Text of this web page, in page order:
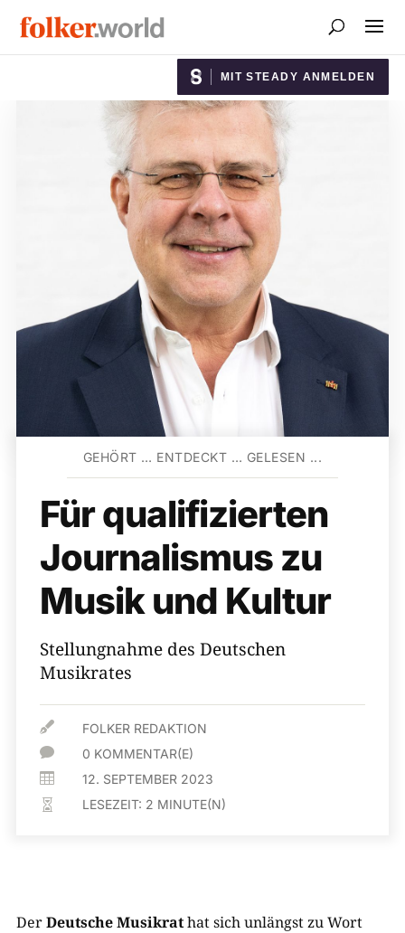
MIT STEADY ANMELDEN
GEHÖRT … ENTDECKT … GELESEN ...
Für qualifizierten
Journalismus zu
Musik und Kultur
Stellungnahme des Deutschen
Musikrates
 FOLKER REDAKTION
 0 KOMMENTAR(E)
 12. SEPTEMBER 2023
 LESEZEIT: 2 MINUTE(N)
DerDeutsche Musikrathat sich unlängst zu Wort